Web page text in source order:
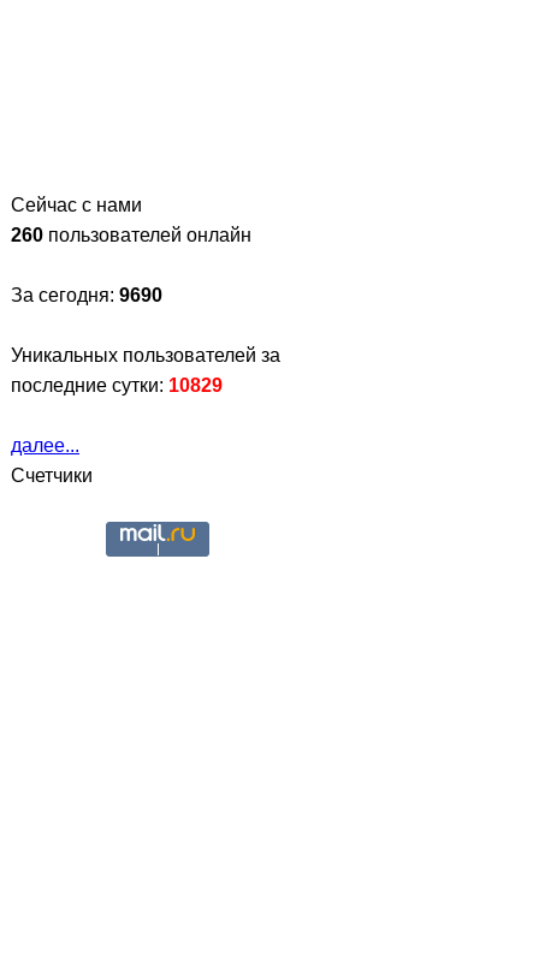
Сейчас с нами
260 пользователей онлайн
За сегодня: 9690
Уникальных пользователей за
последние сутки: 10829
далее...
Счетчики